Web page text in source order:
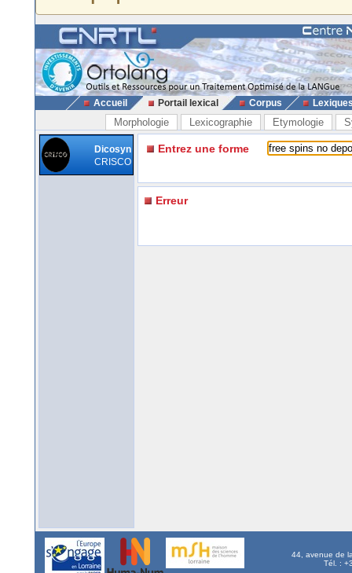
Accueil Portail lexical Corpus
Morphologie Lexicographie Etymologie
Dicosyn
CRISCO
Entrez une forme
Erreur
44, avenue de
Tél. :